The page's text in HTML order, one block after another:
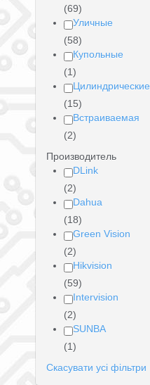
(69)
Уличные
(58)
Купольные
(1)
Цилиндрические
(15)
Встраиваемая
(2)
Производитель
DLink
(2)
Dahua
(18)
Green Vision
(2)
Hikvision
(59)
Intervision
(2)
SUNBA
(1)
Скасувати усі фільтри